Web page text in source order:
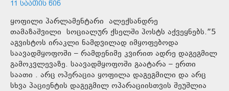
11 ᲡᲐᲐᲗᲘᲡ ᲬᲘᲜ
ყოფილი პარლამენტარი ალექსანდრე
თამაზაშვილი სოციალურ ქსელში პოსტს აქვეყნებს.”5
აგვისტოს ირაკლი ნამდვილად იმყოფებოდა
საავადმყოფოში – რამდენიმე კვირით ადრე დაგეგმილ
გამოკვლევაზე. საავადმყოფოში გაატარა – ერთი
საათი . არც ოპერაცია ყოფილა დაგეგმილი და არც
სხვა პაციენტის დაგეგმილ ოპარაციისთვის შეუშლია